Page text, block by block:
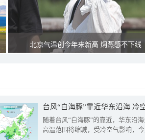
北京气温创今年来新高 焖蒸感不下线
台风“白海豚”靠近华东沿海 冷
随着台风“白海豚”的靠近，华东沿
高温范围将缩减，受冷空气影响，